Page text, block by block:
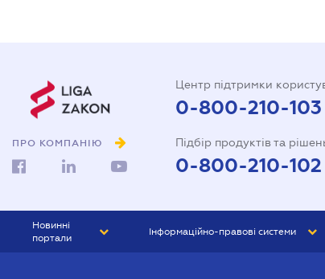
ПРО КОМПАНІЮ
Центр підтримки
0-800-210-103
Підбір продуктів та
0-800-210-102
Новинні
портали
Інформаційно-правові системи